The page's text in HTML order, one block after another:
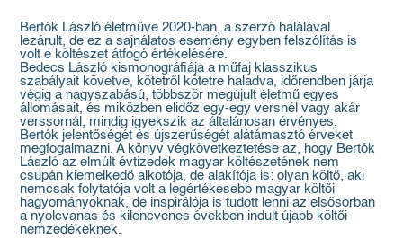
Bertók László életműve 2020-ban, a szerző halálával
lezárult, de ez a sajnálatos esemény egyben felszólítás is
volt e költészet átfogó értékelésére.
Bedecs László kismonográfiája a műfaj klasszikus
szabályait követve, kötetről kötetre haladva, időrendben járja
végig a nagyszabású, többször megújult életmű egyes
állomásait, és miközben elidőz egy-egy versnél vagy akár
verssornál, mindig igyekszik az általánosan érvényes,
Bertók jelentőségét és újszerűségét alátámasztó érveket
megfogalmazni. A könyv végkövetkeztetése az, hogy Bertók
László az elmúlt évtizedek magyar költészetének nem
csupán kiemelkedő alkotója, de alakítója is: olyan költő, aki
nemcsak folytatója volt a legértékesebb magyar költői
hagyományoknak, de inspirálója is tudott lenni az elsősorban
a nyolcvanas és kilencvenes években indult újabb költői
nemzedékeknek.